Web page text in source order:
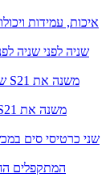
איכות, עמידות
שניה לפני
שני כרטיסי סים